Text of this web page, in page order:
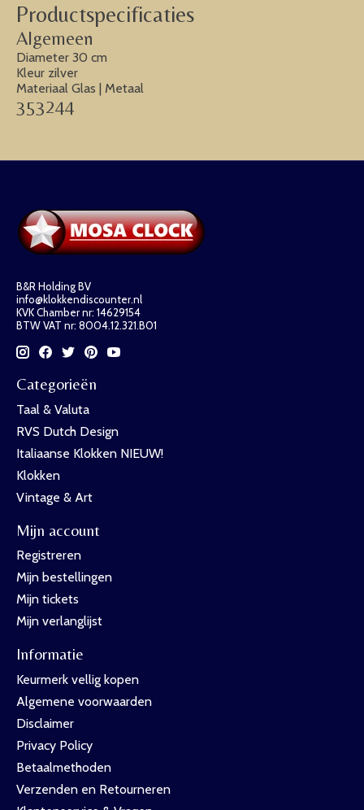
Productspecificaties
Algemeen
Diameter 30 cm
Kleur zilver
Materiaal Glas | Metaal
353244
B&R Holding BV
info@klokkendiscounter.nl
KVK Chamber nr: 14629154
BTW VAT nr: 8004.12.321.B01
Categorieën
Taal & Valuta
RVS Dutch Design
Italiaanse Klokken NIEUW!
Klokken
Vintage & Art
Mijn account
Registreren
Mijn bestellingen
Mijn tickets
Mijn verlanglijst
Informatie
Keurmerk vellig kopen
Algemene voorwaarden
Disclaimer
Privacy Policy
Betaalmethoden
Verzenden en Retourneren